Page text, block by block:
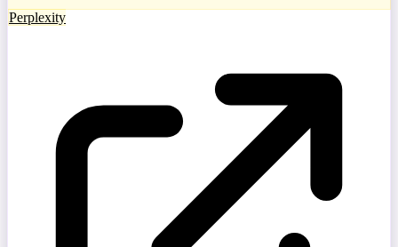
Perplexity